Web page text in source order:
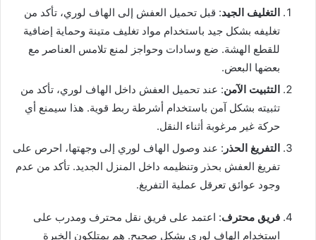
التغليف الجيد: قبل تحميل العفش إلى الهاف لوري، تأكد من
تغليفه بشكل جيد باستخدام مواد تغليف متينة وحماية إضافية
للقطع الهشة. ضع وسادات وحواجز لمنع تلامس العناصر مع
بعضها البعض.
التثبيت الآمن: عند تحميل العفش داخل الهاف لوري، تأكد من
تثبيته بشكل آمن باستخدام أشرطة ربط قوية. هذا سيمنع أي
حركة غير مرغوبة أثناء النقل.
التفريغ الحذر : عند وصول الهاف لوري إلى وجهتها، احرص على
تفريغ العفش بحذر وتنظيمه داخل المنزل الجديد. تأكد من عدم
وجود عوائق تعرقل عملية التفريغ.
فريق محترف: اعتمد على فريق نقل محترف ومدرب على
استخدام الهاف لوري بشكل صحيح. هم يمتلكون الخبرة